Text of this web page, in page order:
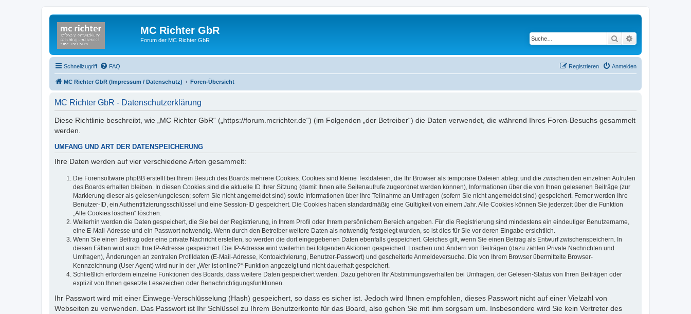
MC Richter GbR
Forum der MC Richter GbR Suche
Schnellzugriff FAQ Anmelden
Registrieren
MC Richter GbR (Impressum / Datenschutz) Foren-Übersicht
MC Richter GbR - Datenschutzerklärung
Diese Richtlinie beschreibt, wie „MC Richter GbR“ („https://forum.mcrichter.de“) (im Folgenden „der Betreiber“) die Daten verwendet, die während Ihres Foren-Besuchs gesammelt
werden.
UMFANG UND ART DER DATENSPEICHERUNG
Ihre Daten werden auf vier verschiedene Arten gesammelt:
Die Forensoftware phpBB erstellt bei Ihrem Besuch des Boards mehrere Cookies. Cookies sind kleine Textdateien, die Ihr Browser als temporäre Dateien ablegt und die zwischen den einzelnen Aufrufen
des Boards erhalten bleiben. In diesen Cookies sind die aktuelle ID Ihrer Sitzung (damit Ihnen alle Seitenaufrufe zugeordnet werden können), Informationen über die von Ihnen gelesenen Beiträge (zur
Markierung dieser als gelesen/ungelesen; sofern Sie nicht angemeldet sind) sowie Informationen über Ihre Teilnahme an Umfragen (sofern Sie nicht angemeldet sind) gespeichert. Ferner werden Ihre
Benutzer-ID, ein Authentifizierungsschlüssel und eine Session-ID gespeichert. Die Cookies haben standardmäßig eine Gültigkeit von einem Jahr. Alle Cookies können Sie jederzeit über die Funktion
„Alle Cookies löschen“ löschen.
Weiterhin werden die Daten gespeichert, die Sie bei der Registrierung, in Ihrem Profil oder Ihrem persönlichem Bereich angeben. Für die Registrierung sind mindestens ein eindeutiger Benutzername,
eine E-Mail-Adresse und ein Passwort notwendig. Wenn durch den Betreiber weitere Daten als notwendig festgelegt wurden, so ist dies für Sie vor deren Eingabe ersichtlich.
Wenn Sie einen Beitrag oder eine private Nachricht erstellen, so werden die dort eingegebenen Daten ebenfalls gespeichert. Gleiches gilt, wenn Sie einen Beitrag als Entwurf zwischenspeichern. In
diesen Fällen wird auch Ihre IP-Adresse gespeichert. Die IP-Adresse wird weiterhin bei folgenden Aktionen gespeichert: Löschen und Ändern von Beiträgen (dazu zählen Private Nachrichten und
Umfragen), Änderungen an zentralen Profildaten (E-Mail-Adresse, Kontoaktivierung, Benutzer-Passwort) und gescheiterte Anmeldeversuche. Die von Ihrem Browser übermittelte Browser-
Kennzeichnung (User Agent) wird nur in der „Wer ist online?“-Funktion angezeigt und nicht dauerhaft gespeichert.
Schließlich erfordern einzelne Funktionen des Boards, dass weitere Daten gespeichert werden. Dazu gehören Ihr Abstimmungsverhalten bei Umfragen, der Gelesen-Status von Ihren Beiträgen oder
explizit von Ihnen gesetzte Lesezeichen oder Benachrichtigungsfunktionen.
Ihr Passwort wird mit einer Einwege-Verschlüsselung (Hash) gespeichert, so dass es sicher ist. Jedoch wird Ihnen empfohlen, dieses Passwort nicht auf einer Vielzahl von
Webseiten zu verwenden. Das Passwort ist Ihr Schlüssel zu Ihrem Benutzerkonto für das Board, also gehen Sie mit ihm sorgsam um. Insbesondere wird Sie kein Vertreter des